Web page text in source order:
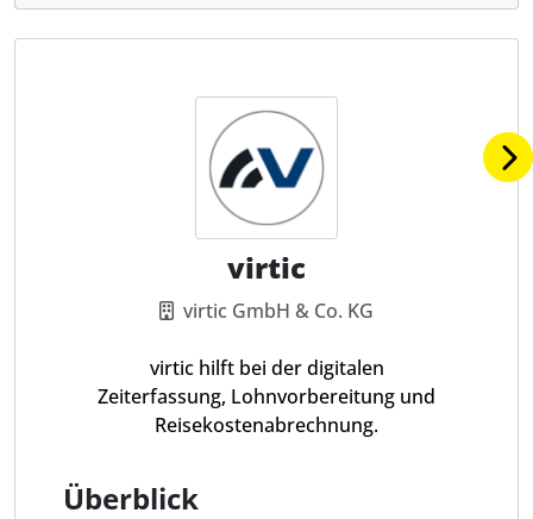
virtic
virtic GmbH & Co. KG
virtic hilft bei der digitalen
Zeiterfassung, Lohnvorbereitung und
Reisekostenabrechnung.
Überblick